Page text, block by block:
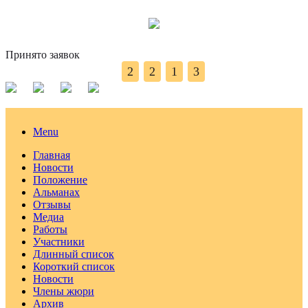
Принято заявок
2 2 1 3
Menu
Главная
Новости
Положение
Альманах
Отзывы
Медиа
Работы
Участники
Длинный список
Короткий список
Новости
Члены жюри
Архив